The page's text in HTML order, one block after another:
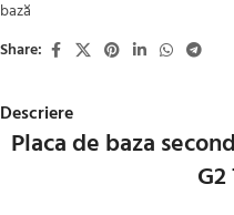
bază
Share:
Descriere
Placa de baza